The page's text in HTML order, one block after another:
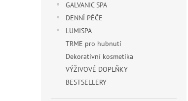
GALVANIC SPA
DENNÍ PÉČE
LUMISPA
TRME pro hubnutí
Dekorativní kosmetika
VÝŽIVOVÉ DOPLŇKY
BESTSELLERY